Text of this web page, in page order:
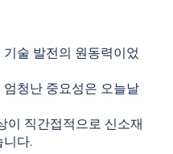
술 발전의 원동력이었
청난 중요성은 오늘날
이 직간접적으로 신소재
니다.